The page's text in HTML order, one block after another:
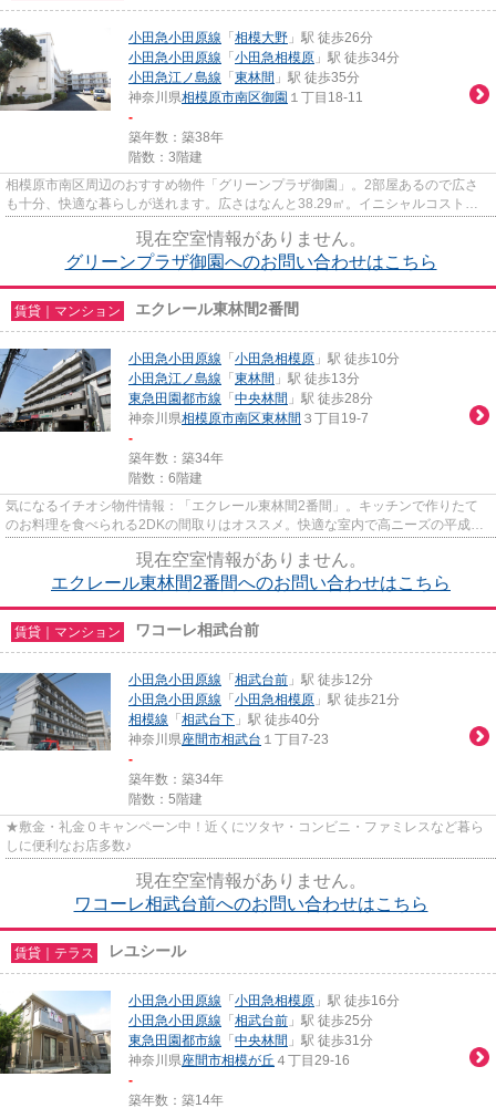
小田急小田原線 「 相模大野 」駅 徒歩26分
小田急小田原線 「 小田急相模原 」駅 徒歩34分
小田急江ノ島線 「 東林間 」駅 徒歩35分
神奈川県相模原市南区御園 １丁目18-11
-
築年数：築38年
階数：3階建
相模原市南区周辺のおすすめ物件「グリーンプラザ御園」。2部屋あるので広さ
も十分、快適な暮らしが送れます。広さはなんと38.29㎡。イニシャルコストの
現在空室情報がありません。
グリーンプラザ御園へのお問い合わせはこちら
賃貸｜マンション エクレール東林間2番間
小田急小田原線 「 小田急相模原 」駅 徒歩10分
小田急江ノ島線 「 東林間 」駅 徒歩13分
東急田園都市線 「 中央林間 」駅 徒歩28分
神奈川県相模原市南区東林間 ３丁目19-7
-
築年数：築34年
階数：6階建
気になるイチオシ物件情報：「エクレール東林間2番間」。キッチンで作りたて
のお料理を食べられる2DKの間取りはオススメ。快適な室内で高ニーズの平成4
現在空室情報がありません。
エクレール東林間2番間へのお問い合わせはこちら
賃貸｜マンション ワコーレ相武台前
小田急小田原線 「 相武台前 」駅 徒歩12分
小田急小田原線 「 小田急相模原 」駅 徒歩21分
相模線 「 相武台下 」駅 徒歩40分
神奈川県座間市相武台 １丁目7-23
-
築年数：築34年
階数：5階建
★敷金・礼金０キャンペーン中！近くにツタヤ・コンビニ・ファミレスなど暮ら
しに便利なお店多数♪
現在空室情報がありません。
ワコーレ相武台前へのお問い合わせはこちら
賃貸｜テラス レユシール
小田急小田原線 「 小田急相模原 」駅 徒歩16分
小田急小田原線 「 相武台前 」駅 徒歩25分
東急田園都市線 「 中央林間 」駅 徒歩31分
神奈川県座間市相模が丘 ４丁目29-16
-
築年数：築14年